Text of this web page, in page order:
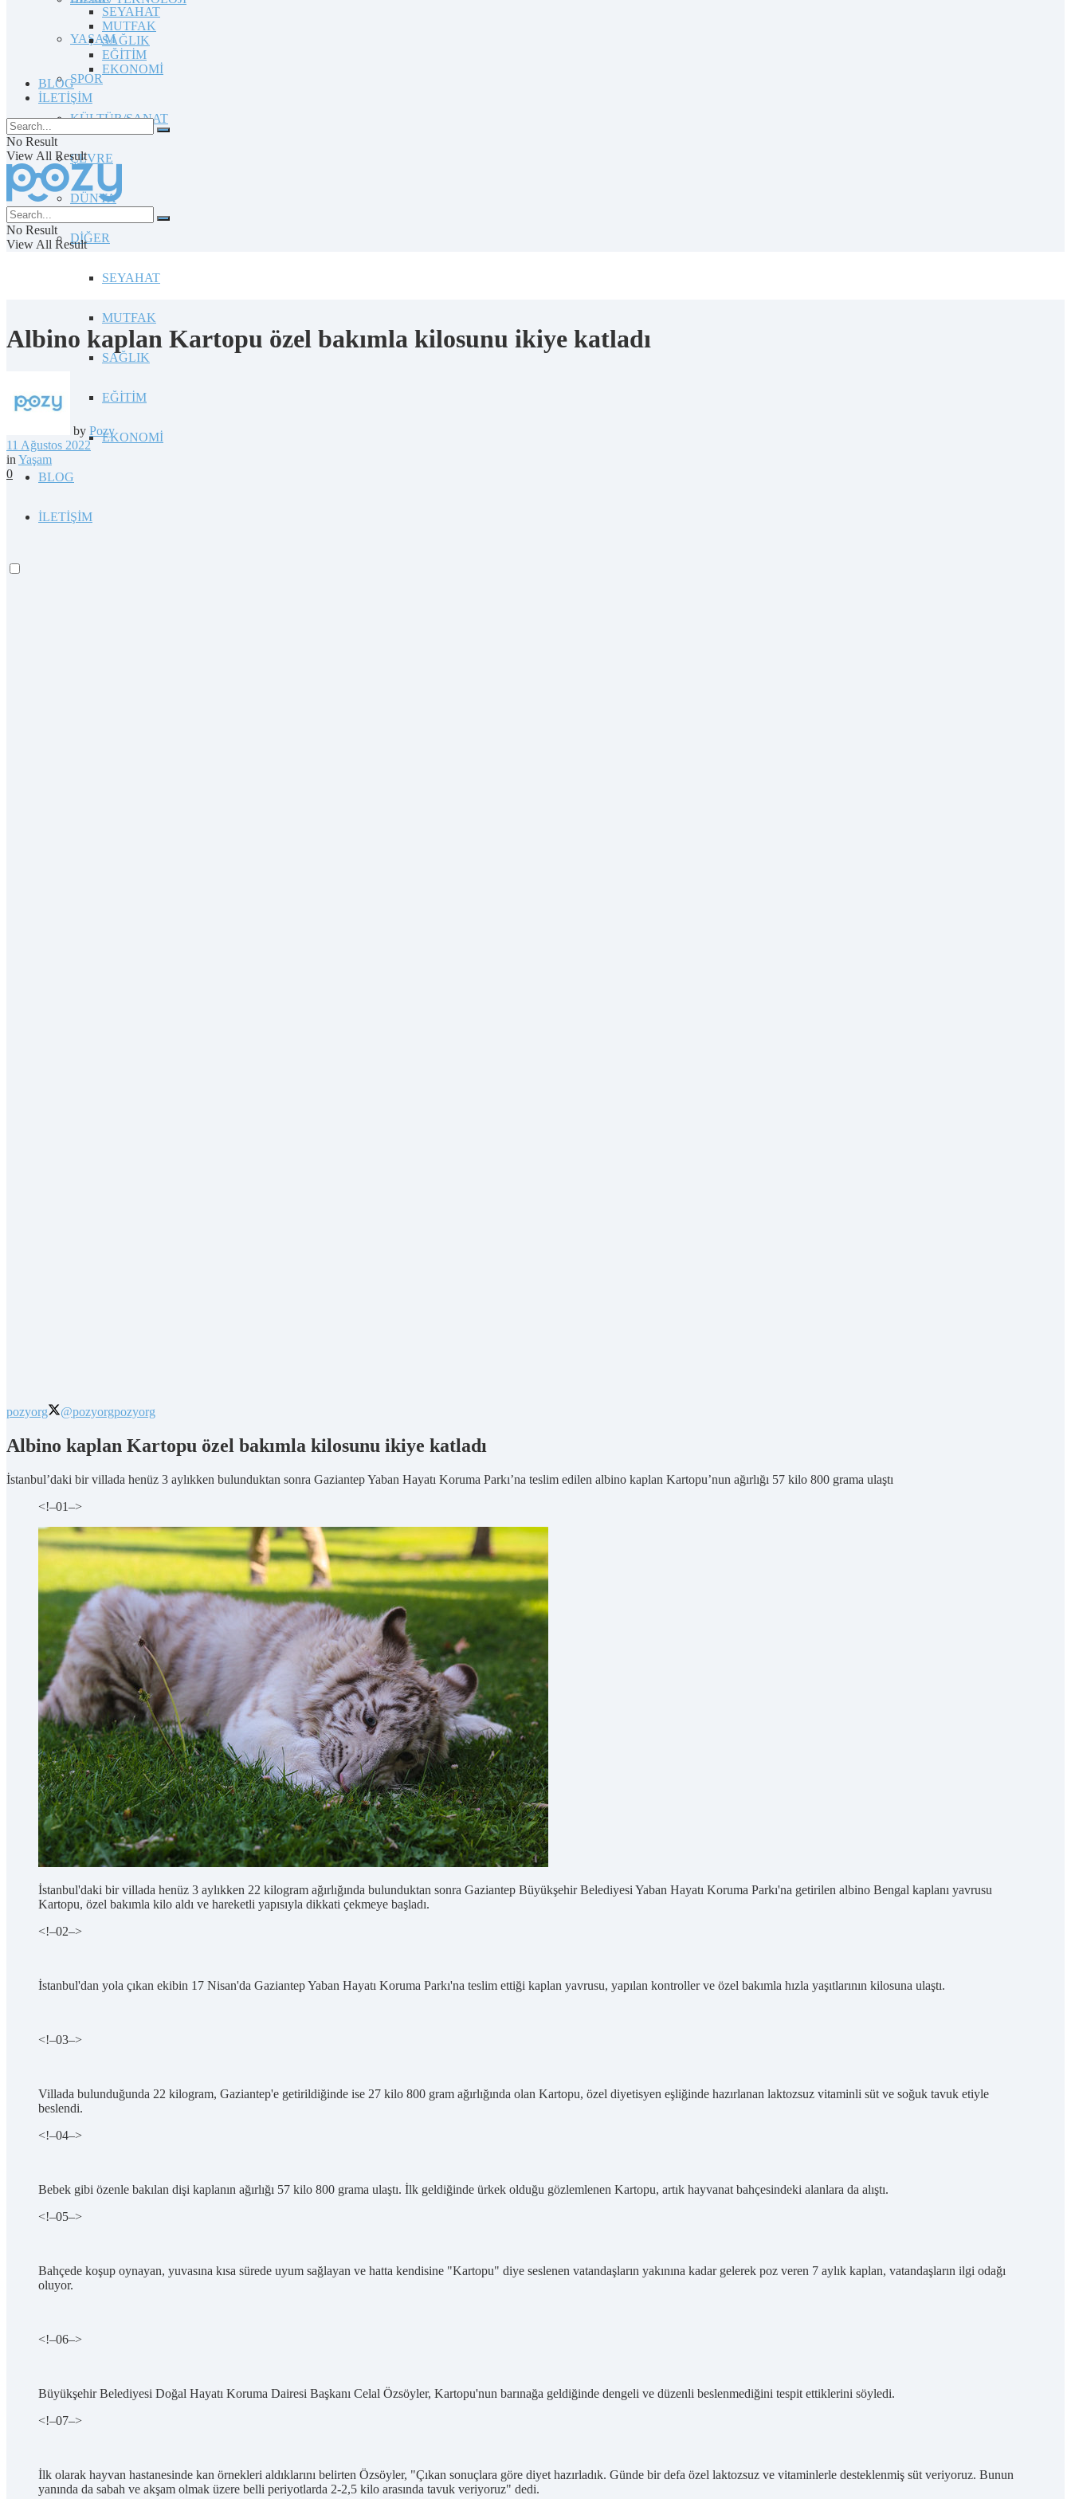
YAŞAM
SPOR
KÜLTÜR/SANAT
ÇEVRE
DÜNYA
DİĞER
SEYAHAT
MUTFAK
SAĞLIK
EĞİTİM
EKONOMİ
BLOG
İLETİŞİM
SEYAHAT
MUTFAK
SAĞLIK
EĞİTİM
EKONOMİ
BLOG
İLETİŞİM
No Result
View All Result
No Result
View All Result
Albino kaplan Kartopu özel bakımla kilosunu ikiye katladı
by Pozy
11 Ağustos 2022
in Yaşam
0
pozyorg @pozyorgpozyorg
Albino kaplan Kartopu özel bakımla kilosunu ikiye katladı
İstanbul’daki bir villada henüz 3 aylıkken bulunduktan sonra Gaziantep Yaban Hayatı Koruma Parkı’na teslim edilen albino kaplan Kartopu’nun ağırlığı 57 kilo 800 grama ulaştı
<!–01–>
İstanbul'daki bir villada henüz 3 aylıkken 22 kilogram ağırlığında bulunduktan sonra Gaziantep Büyükşehir Belediyesi Yaban Hayatı Koruma Parkı'na getirilen albino Bengal kaplanı yavrusu
Kartopu, özel bakımla kilo aldı ve hareketli yapısıyla dikkati çekmeye başladı.
<!–02–>
İstanbul'dan yola çıkan ekibin 17 Nisan'da Gaziantep Yaban Hayatı Koruma Parkı'na teslim ettiği kaplan yavrusu, yapılan kontroller ve özel bakımla hızla yaşıtlarının kilosuna ulaştı.
<!–03–>
Villada bulunduğunda 22 kilogram, Gaziantep'e getirildiğinde ise 27 kilo 800 gram ağırlığında olan Kartopu, özel diyetisyen eşliğinde hazırlanan laktozsuz vitaminli süt ve soğuk tavuk etiyle
beslendi.
<!–04–>
Bebek gibi özenle bakılan dişi kaplanın ağırlığı 57 kilo 800 grama ulaştı. İlk geldiğinde ürkek olduğu gözlemlenen Kartopu, artık hayvanat bahçesindeki alanlara da alıştı.
<!–05–>
Bahçede koşup oynayan, yuvasına kısa sürede uyum sağlayan ve hatta kendisine "Kartopu" diye seslenen vatandaşların yakınına kadar gelerek poz veren 7 aylık kaplan, vatandaşların ilgi odağı
oluyor.
<!–06–>
Büyükşehir Belediyesi Doğal Hayatı Koruma Dairesi Başkanı Celal Özsöyler, Kartopu'nun barınağa geldiğinde dengeli ve düzenli beslenmediğini tespit ettiklerini söyledi.
<!–07–>
İlk olarak hayvan hastanesinde kan örnekleri aldıklarını belirten Özsöyler, "Çıkan sonuçlara göre diyet hazırladık. Günde bir defa özel laktozsuz ve vitaminlerle desteklenmiş süt veriyoruz. Bunun
yanında da sabah ve akşam olmak üzere belli periyotlarda 2-2,5 kilo arasında tavuk veriyoruz" dedi.